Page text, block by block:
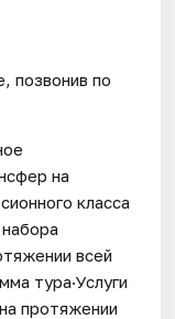
по
на
класса
всей
тура·Услуги
протяжении